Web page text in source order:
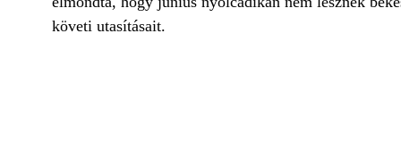
követi utasításait.